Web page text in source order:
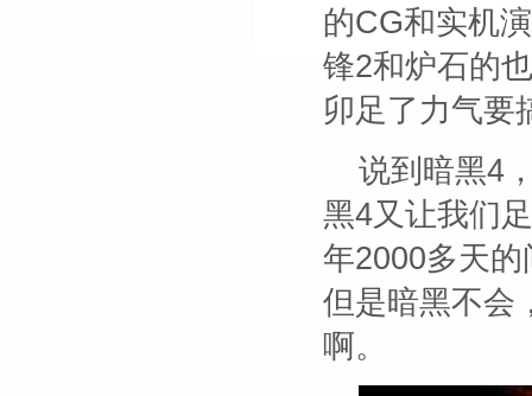
的CG和实机
锋2和炉石的
卯足了力气要
说到暗黑4
黑4又让我们
年2000多天
但是暗黑不会
啊。